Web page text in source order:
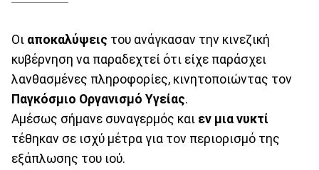
Οι αποκαλύψεις του ανάγκασαν την κινεζική
κυβέρνηση να παραδεχτεί ότι είχε παράσχει
λανθασμένες πληροφορίες, κινητοποιώντας τον
Παγκόσμιο Οργανισμό Υγείας.
Αμέσως σήμανε συναγερμός και εν μια νυκτί
τέθηκαν σε ισχύ μέτρα για τον περιορισμό της
εξάπλωσης του ιού.